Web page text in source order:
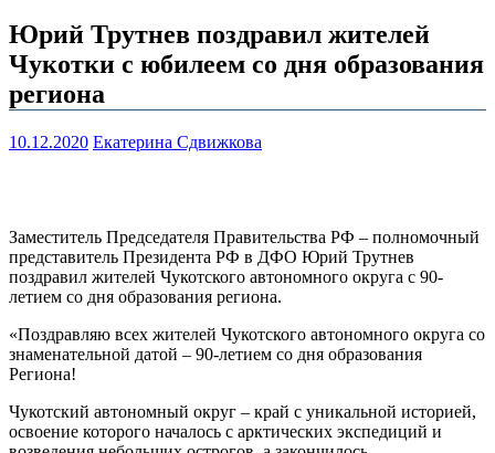
Юрий Трутнев поздравил жителей
Чукотки с юбилеем со дня образования
региона
10.12.2020 Екатерина Сдвижкова
Заместитель Председателя Правительства РФ – полномочный
представитель Президента РФ в ДФО Юрий Трутнев
поздравил жителей Чукотского автономного округа с 90-
летием со дня образования региона.
«Поздравляю всех жителей Чукотского автономного округа со
знаменательной датой – 90-летием со дня образования
Региона!
Чукотский автономный округ – край с уникальной историей,
освоение которого началось с арктических экспедиций и